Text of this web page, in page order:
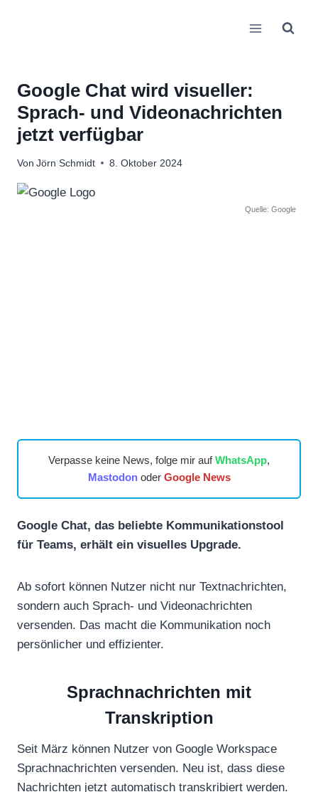
Google Chat wird visueller:
Sprach- und Videonachrichten
jetzt verfügbar
Von Jörn Schmidt 8. Oktober 2024
Quelle: Google
Verpasse keine News, folge mir aufWhatsApp,
Mastodonoder Google News
Google Chat, das beliebte Kommunikationstool
für Teams, erhält ein visuelles Upgrade.
Ab sofort können Nutzer nicht nur Textnachrichten,
sondern auch Sprach- und Videonachrichten
versenden. Das macht die Kommunikation noch
persönlicher und effizienter.
Sprachnachrichten mit
Transkription
Seit März können Nutzer von Google Workspace
Sprachnachrichten versenden. Neu ist, dass diese
Nachrichten jetzt automatisch transkribiert werden.